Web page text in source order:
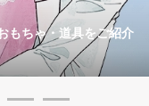
もちゃ・道具をご紹介